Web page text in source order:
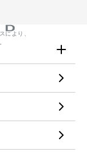
により、